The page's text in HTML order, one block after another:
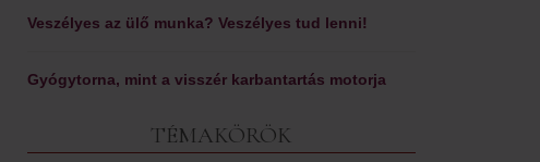
Veszélyes az ülő munka? Veszélyes tud lenni!
Gyógytorna, mint a visszér karbantartás motorja
TÉMAKÖRÖK